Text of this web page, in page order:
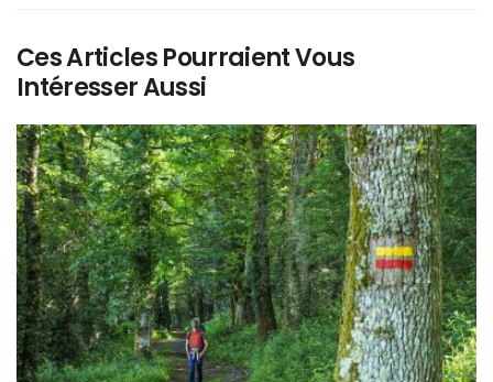
Ces Articles Pourraient Vous
Intéresser Aussi